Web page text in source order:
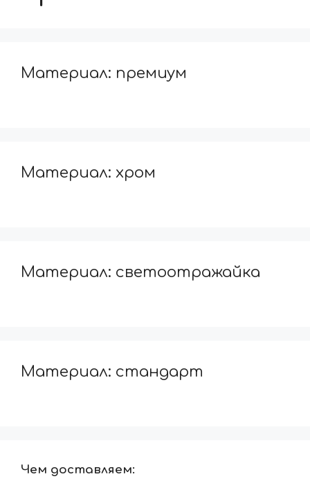
Материал: премиум
Материал: хром
Материал: светоотражайка
Материал: стандарт
Чем доставляем: